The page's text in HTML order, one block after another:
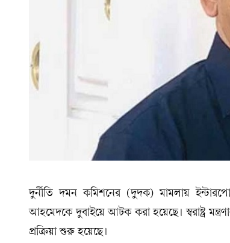
দুর্নীতি দমন কমিশনের (দুদক) মামলায়
আহমেদকে দুবাইয়ে আটক করা হয়েছে। স্বরাষ্ট্র
প্রক্রিয়া শুরু হয়েছে।